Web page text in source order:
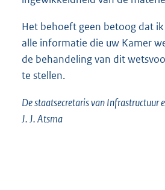
Het behoeft geen betoog dat
alle informatie die uw Kamer
de behandeling van dit
te stellen.
De staatsecretaris van Infrastructuur
J. J. Atsma